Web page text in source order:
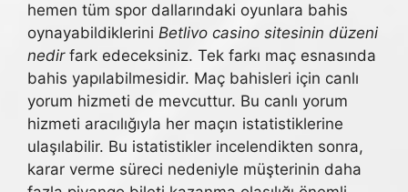
hemen tüm spor dallarındaki oyunlara bahis
oynayabildiklerini Betlivo casino sitesinin düzeni
nedirfark edeceksiniz. Tek farkı maç esnasında
bahis yapılabilmesidir. Maç bahisleri için canlı
yorum hizmeti de mevcuttur. Bu canlı yorum
hizmeti aracılığıyla her maçın istatistiklerine
ulaşılabilir. Bu istatistikler incelendikten sonra,
karar verme süreci nedeniyle müşterinin daha